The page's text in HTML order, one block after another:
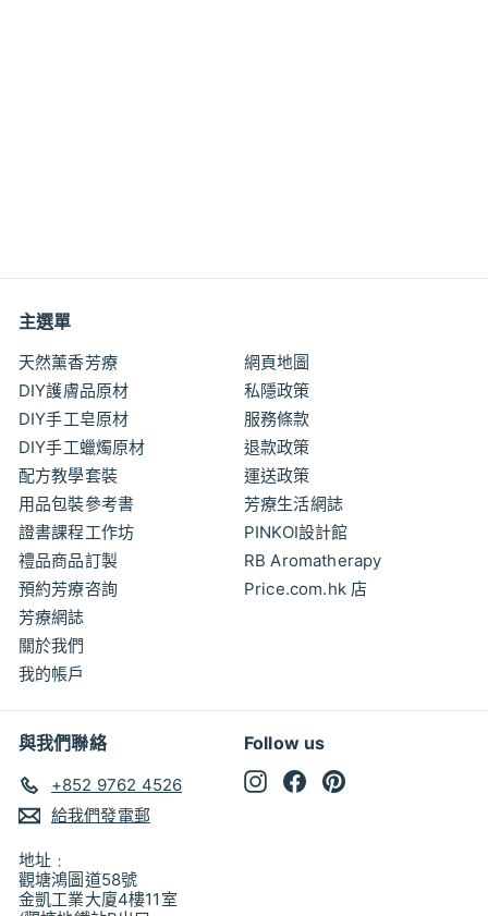
.
主選單
天然薰香芳療
DIY護膚品原材
DIY手工皂原材
DIY手工蠟燭原材
配方教學套裝
用品包裝參考書
證書課程工作坊
禮品商品訂製
預約芳療咨詢
芳療網誌
關於我們
我的帳戶
網頁地圖
私隱政策
服務條款
退款政策
運送政策
芳療生活網誌
PINKOI設計館
RB Aromatherapy
Price.com.hk 店
與我們聯絡
+852 9762 4526
給我們發電郵
地址﹕
觀塘鴻圖道58號
金凱工業大廈4樓11室
Follow us
InstagramFacebook